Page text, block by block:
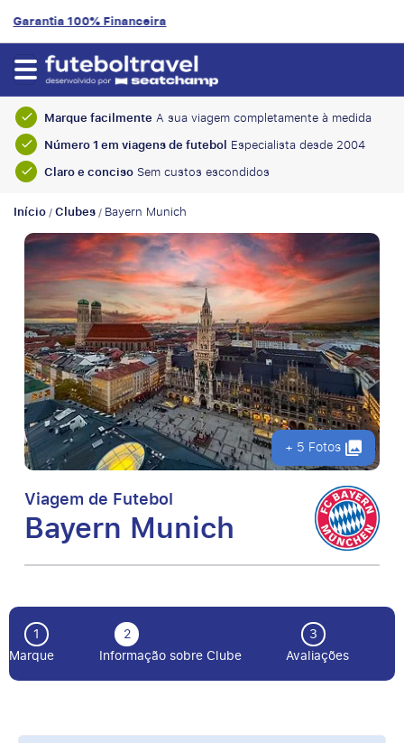
Avaliação do cliente9.2/10
Marque facilmente A sua viagem completamente à medida
Número 1 em viagens de futebol Especialista desde 2004
Claro e concisoSem custos escondidos
Início/Clubes/Bayern Munich
+ 5 Fotos
Viagem de Futebol
Bayern Munich
1
Marque
2
Informação sobre Clube
3
Avaliações